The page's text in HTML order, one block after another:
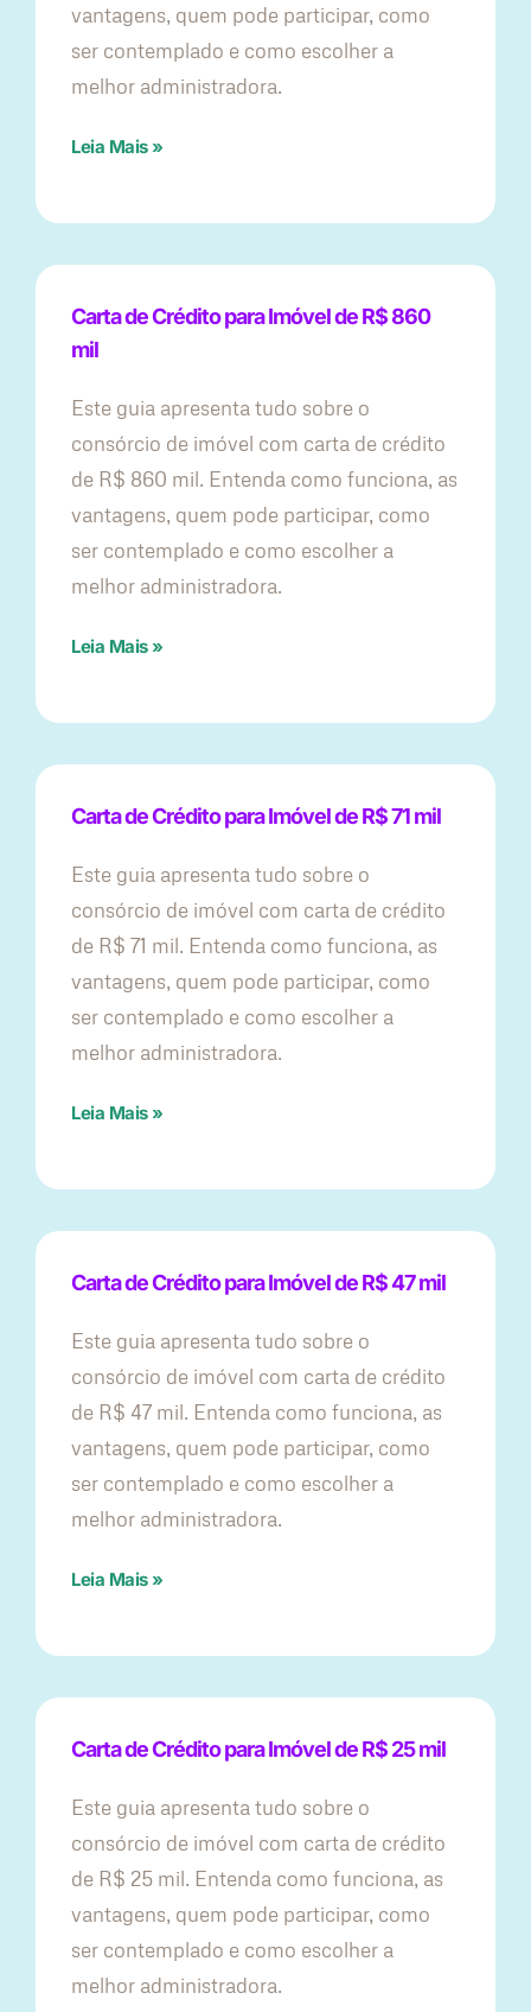
vantagens, quem pode participar, como
ser contemplado e como escolher a
melhor administradora.
Leia Mais »
Carta de Crédito para Imóvel de R$ 860
mil
Este guia apresenta tudo sobre o
consórcio de imóvel com carta de crédito
de R$ 860 mil. Entenda como funciona, as
vantagens, quem pode participar, como
ser contemplado e como escolher a
melhor administradora.
Leia Mais »
Carta de Crédito para Imóvel de R$ 71 mil
Este guia apresenta tudo sobre o
consórcio de imóvel com carta de crédito
de R$ 71 mil. Entenda como funciona, as
vantagens, quem pode participar, como
ser contemplado e como escolher a
melhor administradora.
Leia Mais »
Carta de Crédito para Imóvel de R$ 47 mil
Este guia apresenta tudo sobre o
consórcio de imóvel com carta de crédito
de R$ 47 mil. Entenda como funciona, as
vantagens, quem pode participar, como
ser contemplado e como escolher a
melhor administradora.
Leia Mais »
Carta de Crédito para Imóvel de R$ 25 mil
Este guia apresenta tudo sobre o
consórcio de imóvel com carta de crédito
de R$ 25 mil. Entenda como funciona, as
vantagens, quem pode participar, como
ser contemplado e como escolher a
melhor administradora.